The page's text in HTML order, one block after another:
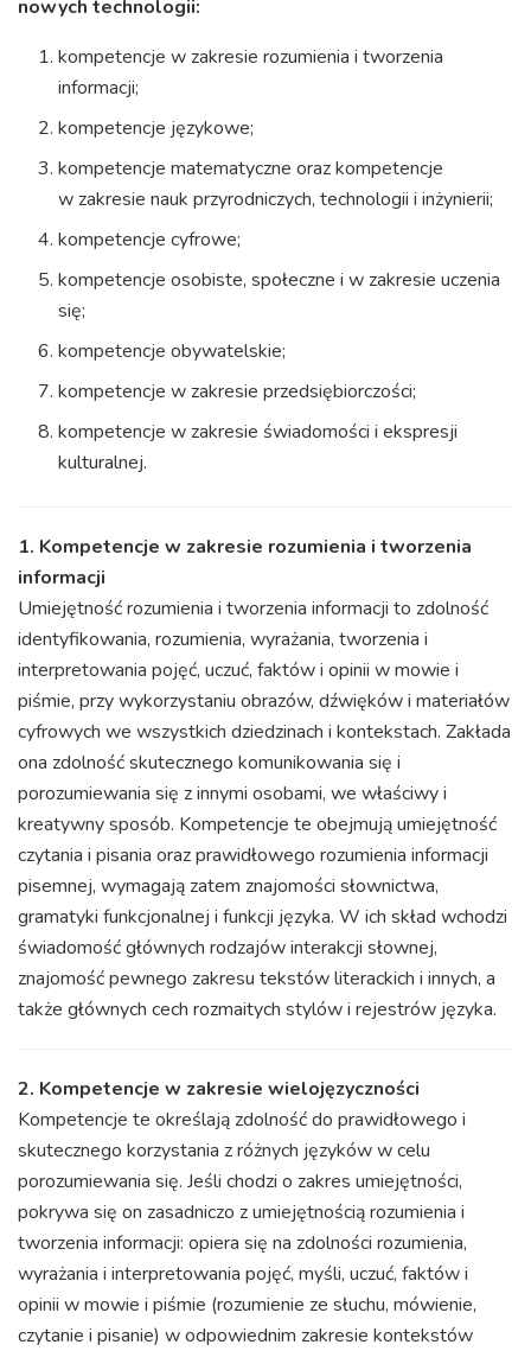
nowych technologii:
kompetencje w zakresie rozumienia i tworzenia
informacji;
kompetencje językowe;
kompetencje matematyczne oraz kompetencje
w zakresie nauk przyrodniczych, technologii i inżynierii;
kompetencje cyfrowe;
kompetencje osobiste, społeczne i w zakresie uczenia
się;
kompetencje obywatelskie;
kompetencje w zakresie przedsiębiorczości;
kompetencje w zakresie świadomości i ekspresji
kulturalnej.
1. Kompetencje w zakresie rozumienia i tworzenia
informacji
Umiejętność rozumienia i tworzenia informacji to zdolność
identyfikowania, rozumienia, wyrażania, tworzenia i
interpretowania pojęć, uczuć, faktów i opinii w mowie i
piśmie, przy wykorzystaniu obrazów, dźwięków i materiałów
cyfrowych we wszystkich dziedzinach i kontekstach. Zakłada
ona zdolność skutecznego komunikowania się i
porozumiewania się z innymi osobami, we właściwy i
kreatywny sposób. Kompetencje te obejmują umiejętność
czytania i pisania oraz prawidłowego rozumienia informacji
pisemnej, wymagają zatem znajomości słownictwa,
gramatyki funkcjonalnej i funkcji języka. W ich skład wchodzi
świadomość głównych rodzajów interakcji słownej,
znajomość pewnego zakresu tekstów literackich i innych, a
także głównych cech rozmaitych stylów i rejestrów języka.
2. Kompetencje w zakresie wielojęzyczności
Kompetencje te określają zdolność do prawidłowego i
skutecznego korzystania z różnych języków w celu
porozumiewania się. Jeśli chodzi o zakres umiejętności,
pokrywa się on zasadniczo z umiejętnością rozumienia i
tworzenia informacji: opiera się na zdolności rozumienia,
wyrażania i interpretowania pojęć, myśli, uczuć, faktów i
opinii w mowie i piśmie (rozumienie ze słuchu, mówienie,
czytanie i pisanie) w odpowiednim zakresie kontekstów